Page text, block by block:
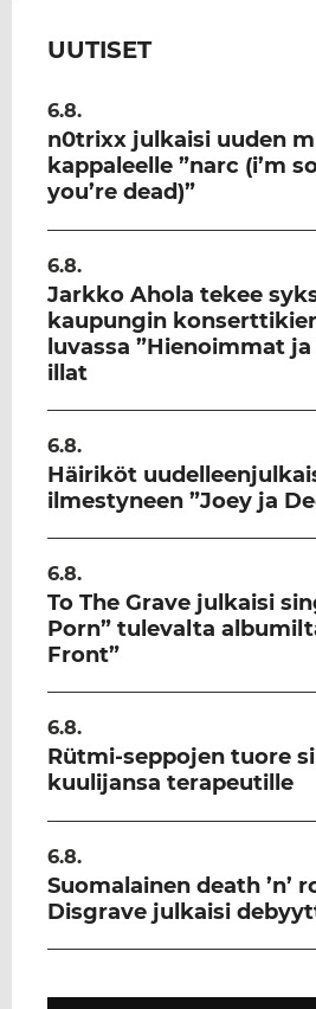
UUTISET
6.8.
n0trixx julkaisi uuden
kappaleelle ”narc (i’m
you’re dead)”
6.8.
Jarkko Ahola tekee
kaupungin
luvassa ”Hienoimmat
illat
6.8.
Häiriköt
ilmestyneen ”Joey ja
6.8.
To The Grave julkaisi
Porn” tulevalta
Front”
6.8.
Rütmi-seppojen tuore
kuulijansa terapeutille
6.8.
Suomalainen death ’n’
Disgrave julkaisi